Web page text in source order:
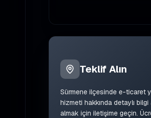
Teklif Alın
Sürmeneilçesinde e-ticaret
hizmeti hakkında detaylı
almak için iletişime geçin.